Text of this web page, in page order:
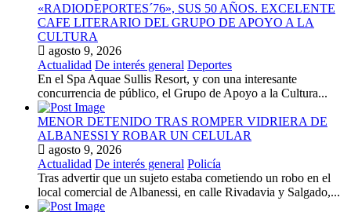
«RADIODEPORTES´76», SUS 50 AÑOS. EXCELENTE
CAFE LITERARIO DEL GRUPO DE APOYO A LA
CULTURA
agosto 9, 2026
Actualidad De interés general Deportes
En el Spa Aquae Sullis Resort, y con una interesante
concurrencia de público, el Grupo de Apoyo a la Cultura...
MENOR DETENIDO TRAS ROMPER VIDRIERA DE
ALBANESSI Y ROBAR UN CELULAR
agosto 9, 2026
Actualidad De interés general Policía
Tras advertir que un sujeto estaba cometiendo un robo en el
local comercial de Albanessi, en calle Rivadavia y Salgado,...